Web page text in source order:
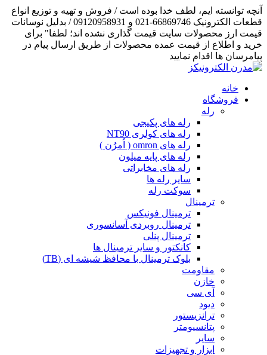
آنچه توانسته ایم، لطف خدا بوده است / فروش و تهیه و توزیع انواع
قطعات الکترونیک 66869746-021 و 09120958931 / بدلیل نوسانات
قیمت ارز محصولات سایت قیمت گذاری نشده اند؛ لطفا" برای
خرید و اطلاع از قیمت عمده محصولات از طریق ارسال پیام در
پیامرسان ها اقدام نمایید
خانه
فروشگاه
رله
رله های پکیجی
رله های کولری NT90
رله های omron ( اُمرُن )
رله های پایه میلون
رله های مخابراتی
سایر رله ها
سوکت رله
ترمینال
ترمینال فونیکس
ترمینال روبردی آسانسوری
ترمینال پنلی
کانکتور و سایر ترمینال ها
بلوک ترمینال با محافظ شیشه ای (TB)
مقاومت
خازن
آی سی
دیود
ترانزیستور
پتانسیومتر
سایر
ابزار و تجهیزات